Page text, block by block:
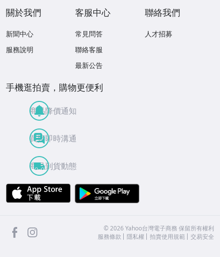
關於我們
新聞中心
服務說明
客服中心
常見問答
聯絡客服
最新公告
聯絡我們
人才招募
手機逛拍賣，購物更便利
商品降價通知
買賣即時溝通
商品到貨動態
APP Store
facebook ©2026 Yahoo台灣電子商務 保留所有權利
服務條款
隱私權 拍賣使用規範 交易安全